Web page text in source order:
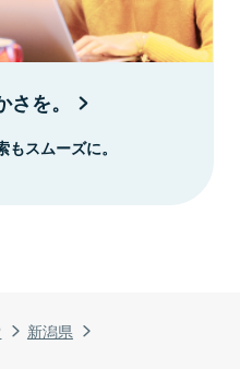
新潟県
を。
スムーズに。